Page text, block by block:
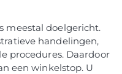
meestal doelgericht.
handelingen,
procedures. Daardoor
een winkelstop. U